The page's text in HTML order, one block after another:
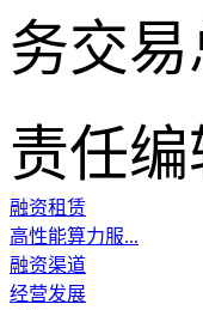
务交
责任
融资租赁
高性能算力服...
融资渠道
经营发展